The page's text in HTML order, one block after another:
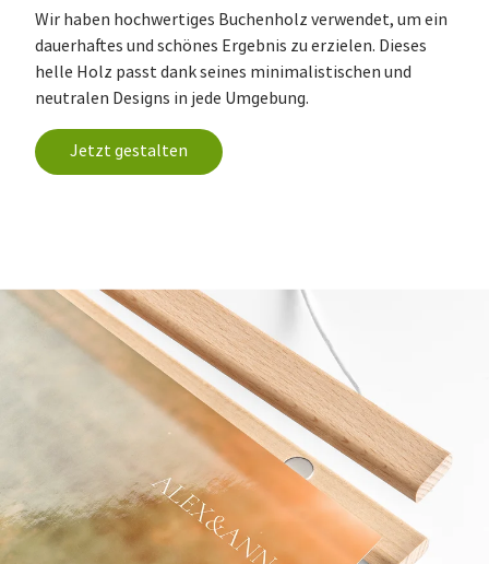
Wir haben hochwertiges Buchenholz verwendet, um ein
dauerhaftes und schönes Ergebnis zu erzielen. Dieses
helle Holz passt dank seines minimalistischen und
neutralen Designs in jede Umgebung.
Jetzt gestalten